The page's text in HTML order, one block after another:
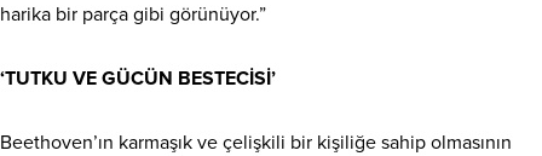
harika bir parça gibi görünüyor.”
‘TUTKU VE GÜCÜN BESTECİSİ’
Beethoven’ın karmaşık ve çelişkili bir kişiliğe sahip olmasının